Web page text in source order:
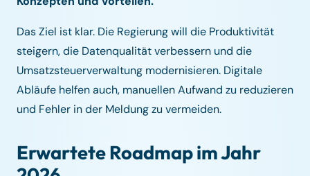
Das Ziel ist klar. Die Regierung will die Produktivität
steigern, die Datenqualität verbessern und die
Umsatzsteuerverwaltung modernisieren. Digitale
Abläufe helfen auch, manuellen Aufwand zu reduzieren
und Fehler in der Meldung zu vermeiden.
Erwartete Roadmap im Jahr